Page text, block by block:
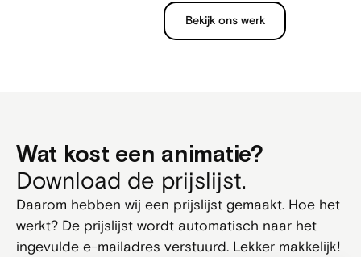
Bekijk ons werk
Wat kost een animatie?
Download de prijslijst.
Daarom hebben wij een prijslijst gemaakt. Hoe het
werkt? De prijslijst wordt automatisch naar het
ingevulde e-mailadres verstuurd. Lekker makkelijk!